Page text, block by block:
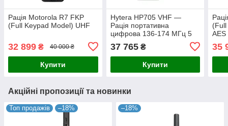
Рація Motorola R7 FKP
(Full Keypad Model) UHF
32 899 ₴ 40 000 ₴
Купити
Hytera HP705 VHF —
Рація портативна
цифрова 136-174 МГц 5
37 765₴
Купити
35
Акційні пропозиції та новинки
Топ продажів –18% –18%